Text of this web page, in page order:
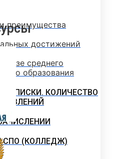
преимущества
достижений
базе среднего
образования
СПИСКИ. КОЛИЧЕСТВО
СПО (КОЛЛЕДЖ)